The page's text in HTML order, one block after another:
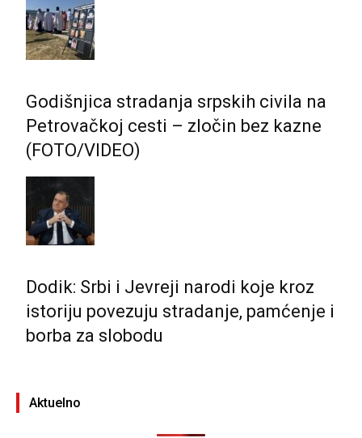
Godišnjica stradanja srpskih civila na
Petrovačkoj cesti – zločin bez kazne
(FOTO/VIDEO)
Dodik: Srbi i Јevreji narodi koje kroz
istoriju povezuju stradanje, pamćenje i
borba za slobodu
Aktuelno